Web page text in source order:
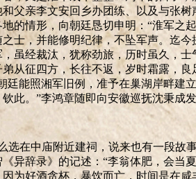
父亲李文安回乡办团练、以及与张
的情形，向朝廷恳切申明： “淮军之
之士，并能修明纪律，不坠军声。迄
虽经裁汰，犹称劲旅，历时虽久，
从征四方，长往不返，岁时霜露，
廷能照湘军旧例，准予在巢湖岸畔建
此。”李鸿章随即向安徽巡抚沈秉成
选在中庙附近建祠，说来也有一段故
异辞录》的记述： “李翁体肥，会当
为好酒贪杯，暴饮而亡，时间是在